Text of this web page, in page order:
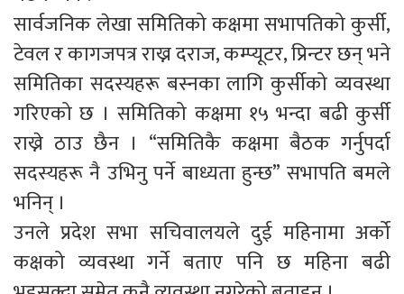
सार्वजनिक लेखा समितिको कक्षमा सभापतिको कुर्सी,
टेवल र कागजपत्र राख्न दराज, कम्प्यूटर, प्रिन्टर छन् भने
समितिका सदस्यहरू बस्नका लागि कुर्सीको व्यवस्था
गरिएको छ । समितिको कक्षमा १५ भन्दा बढी कुर्सी
राख्ने ठाउ छैन । “समितिकै कक्षमा बैठक गर्नुपर्दा
सदस्यहरू नै उभिनु पर्ने बाध्यता हुन्छ” सभापति बमले
भनिन् ।
उनले प्रदेश सभा सचिवालयले दुई महिनामा अर्को
कक्षको व्यवस्था गर्ने बताए पनि छ महिना बढी